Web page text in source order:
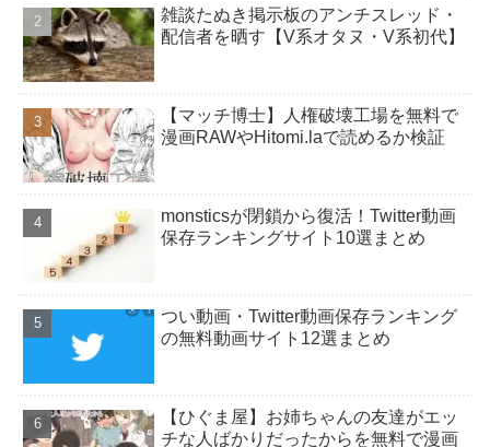
雑談たぬき掲示板のアンチスレッド・
配信者を晒す【V系オタヌ・V系初代】
【マッチ博士】人権破壊工場を無料で
漫画RAWやHitomi.laで読めるか検証
monsticsが閉鎖から復活！Twitter動画
保存ランキングサイト10選まとめ
つい動画・Twitter動画保存ランキング
の無料動画サイト12選まとめ
【ひぐま屋】お姉ちゃんの友達がエッ
チな人ばかりだったからを無料で漫画